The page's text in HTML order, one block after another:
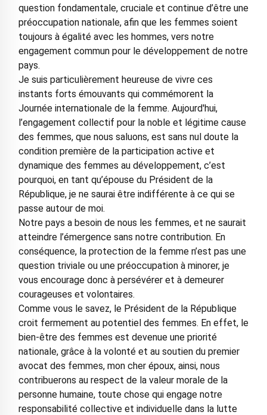
question fondamentale, cruciale et continue d’être une
préoccupation nationale, afin que les femmes soient
toujours à égalité avec les hommes, vers notre
engagement commun pour le développement de notre
pays.
Je suis particulièrement heureuse de vivre ces
instants forts émouvants qui commémorent la
Journée internationale de la femme. Aujourd'hui,
l’engagement collectif pour la noble et légitime cause
des femmes, que nous saluons, est sans nul doute la
condition première de la participation active et
dynamique des femmes au développement, c’est
pourquoi, en tant qu’épouse du Président de la
République, je ne saurai être indifférente à ce qui se
passe autour de moi.
Notre pays a besoin de nous les femmes, et ne saurait
atteindre l’émergence sans notre contribution. En
conséquence, la protection de la femme n’est pas une
question triviale ou une préoccupation à minorer, je
vous encourage donc à persévérer et à demeurer
courageuses et volontaires.
Comme vous le savez, le Président de la République
croit fermement au potentiel des femmes. En effet, le
bien-être des femmes est devenue une priorité
nationale, grâce à la volonté et au soutien du premier
avocat des femmes, mon cher époux, ainsi, nous
contribuerons au respect de la valeur morale de la
personne humaine, toute chose qui engage notre
responsabilité collective et individuelle dans la lutte